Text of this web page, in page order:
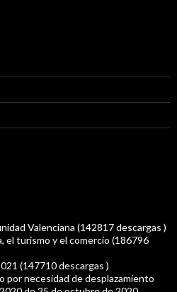
Valenciana (142817 descargas )
el turismo y el comercio (186796
(147710 descargas )
necesidad de desplazamiento